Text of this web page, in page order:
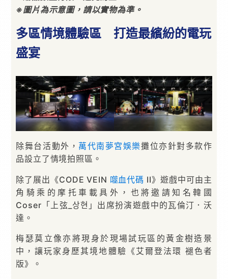
※圖片為示意圖，請以實物為準。
多區情境體驗區 打造最繽紛的電玩
盛宴
除舞台活動外， 萬代南夢宮娛樂攤位亦針對多款作
品設立了情境拍照區。
除了展出《CODE VEIN 噬血代碼 II》遊戲中可由主
角騎乘的摩托車載具外，也將邀請知名韓國
Coser「上弦_상현」出席扮演遊戲中的瓦倫汀．沃
達。
梅瑟莫立像亦將現身於現場試玩區的黃金樹造景
中，讓玩家身歷其境地體驗《艾爾登法環 褪色者
版》。